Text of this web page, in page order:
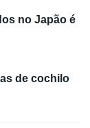
no Japão é
de cochilo